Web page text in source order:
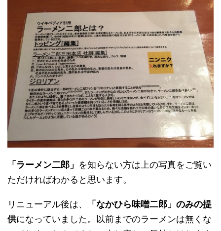
「ラーメン二郎」 を知らない方は上の写真をご覧い
ただければわかると思います。
リニューアル後は、
「なかひら味噌二郎」のみの提
供になっていました。以前までのラーメンは無くな